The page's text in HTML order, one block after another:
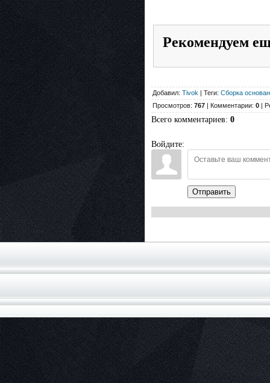
Рекомендуем
Добавил: Tivok | Теги: Сборка
Просмотров: 767 | Комментарии: 0 |
Всего комментариев: 0
Войдите:
Отправить